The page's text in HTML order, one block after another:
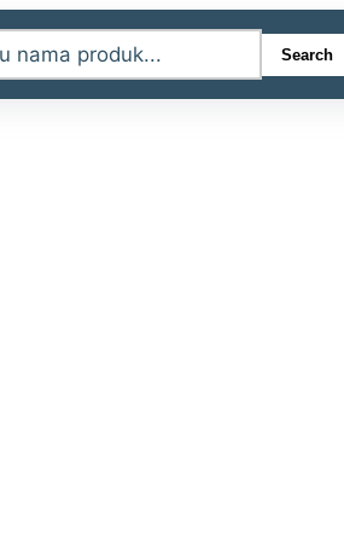
Search